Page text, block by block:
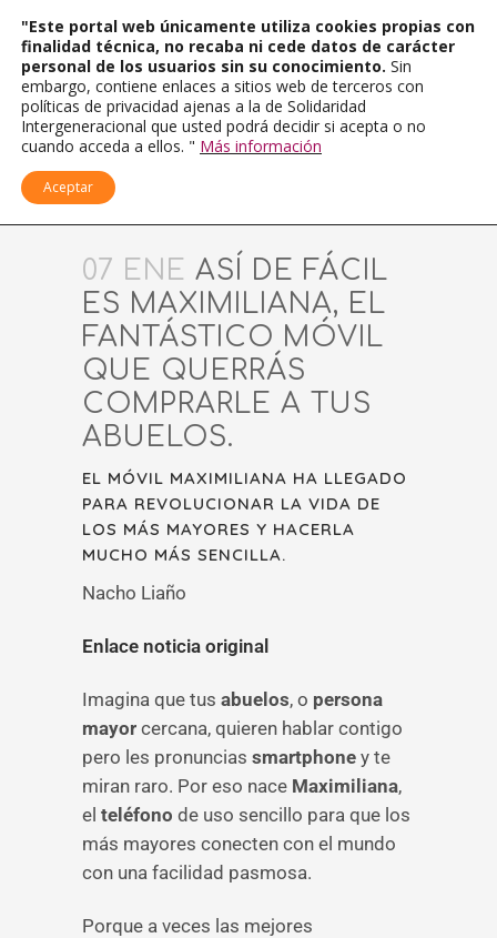
07 ENE ASÍ DE FÁCIL
ES MAXIMILIANA, EL
FANTÁSTICO MÓVIL
QUE QUERRÁS
COMPRARLE A TUS
ABUELOS.
EL MÓVIL MAXIMILIANA HA LLEGADO
PARA REVOLUCIONAR LA VIDA DE
LOS MÁS MAYORES Y HACERLA
MUCHO MÁS SENCILLA.
Nacho Liaño
Enlace noticia original
Imagina que tus abuelos, o persona
mayor cercana, quieren hablar contigo
pero les pronuncias smartphone y te
miran raro. Por eso nace Maximiliana,
el teléfono de uso sencillo para que los
más mayores conecten con el mundo
con una facilidad pasmosa.
Porque a veces las mejores
"Este portal web únicamente utiliza cookies propias con
finalidad técnica, no recaba ni cede datos de carácter
personal de los usuarios sin su conocimiento. Sin
embargo, contiene enlaces a sitios web de terceros con
políticas de privacidad ajenas a la de Solidaridad
Intergeneracional que usted podrá decidir si acepta o no
cuando acceda a ellos. " Más información
Aceptar